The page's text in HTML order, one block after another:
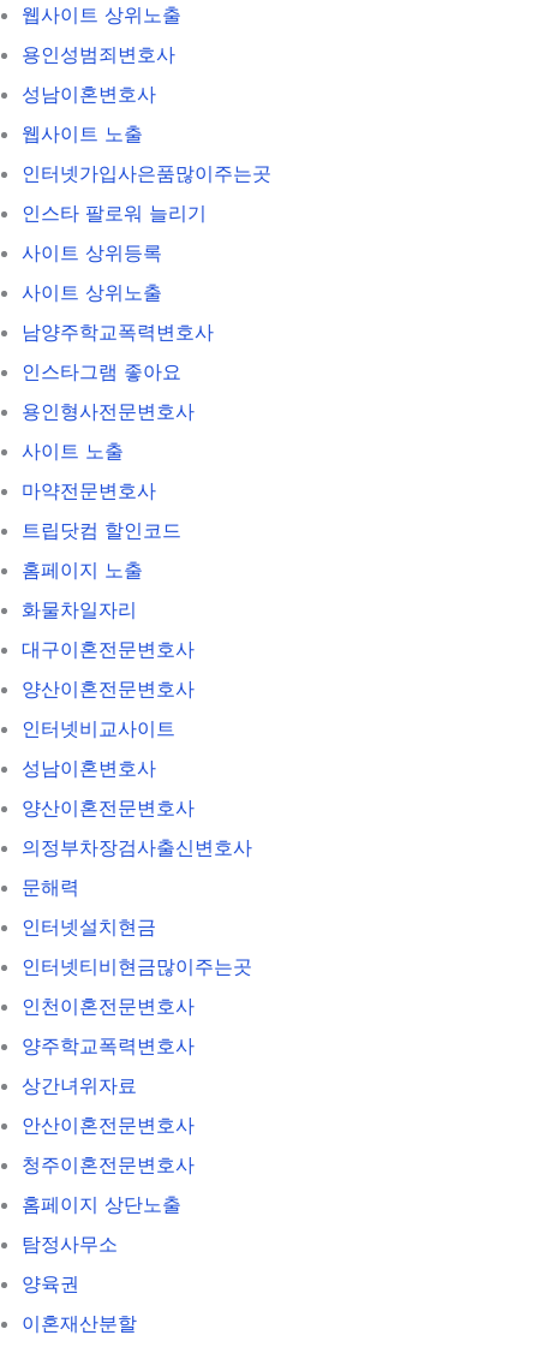
웹사이트 상위노출
용인성범죄변호사
성남이혼변호사
웹사이트 노출
인터넷가입사은품많이주는곳
인스타 팔로워 늘리기
사이트 상위등록
사이트 상위노출
남양주학교폭력변호사
인스타그램 좋아요
용인형사전문변호사
사이트 노출
마약전문변호사
트립닷컴 할인코드
홈페이지 노출
화물차일자리
대구이혼전문변호사
양산이혼전문변호사
인터넷비교사이트
성남이혼변호사
양산이혼전문변호사
의정부차장검사출신변호사
문해력
인터넷설치현금
인터넷티비현금많이주는곳
인천이혼전문변호사
양주학교폭력변호사
상간녀위자료
안산이혼전문변호사
청주이혼전문변호사
홈페이지 상단노출
탐정사무소
양육권
이혼재산분할